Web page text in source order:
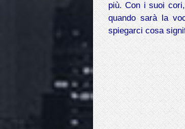
più. Con i suoi
quando sarà la
spiegarci cosa